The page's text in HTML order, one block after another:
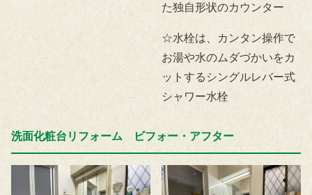
た独自形状のカウンター
☆水栓は、カンタン操作で
お湯や水のムダづかいをカ
ットするシングルレバー式
シャワー水栓
洗面化粧台リフォーム ビフォー・アフター